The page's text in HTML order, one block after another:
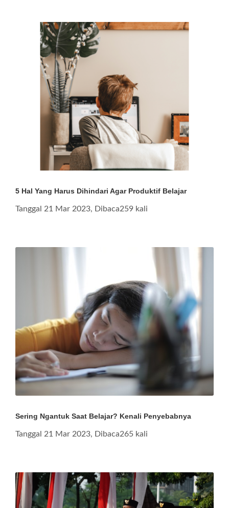
5 Hal Yang Harus Dihindari Agar Produktif Belajar
Tanggal 21 Mar 2023, Dibaca259 kali
Sering Ngantuk Saat Belajar? Kenali Penyebabnya
Tanggal 21 Mar 2023, Dibaca265 kali